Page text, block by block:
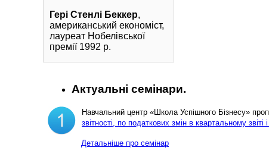
Гері Стенлі Беккер,
американський економіст,
лауреат Нобелівської
премії 1992 р.
Актуальні семінари.
Навчальний центр «Школа Успішного Бізнесу»
звітності, по податкових змін в квартальному звіті
Детальніше про семінар